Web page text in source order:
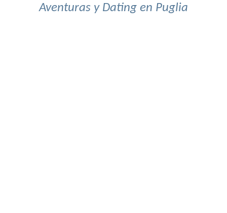
Aventuras y Dating en Puglia